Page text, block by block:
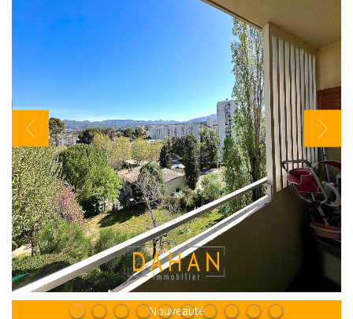
Sous Compromis
Nouveauté